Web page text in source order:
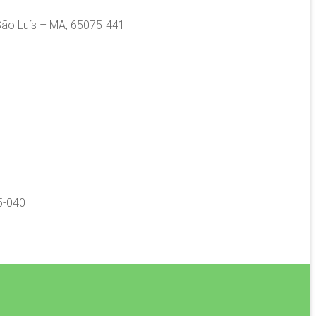
Luís – MA, 65075-441
040